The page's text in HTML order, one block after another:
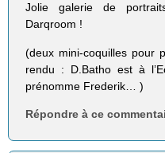
Jolie galerie de
Darqroom !
(deux mini-coquilles pour
rendu : D.Batho est à
prénomme Frederik… )
Répondre à ce